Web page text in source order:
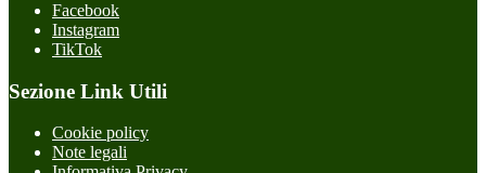
Facebook
Instagram
TikTok
Sezione Link Utili
Cookie policy
Note legali